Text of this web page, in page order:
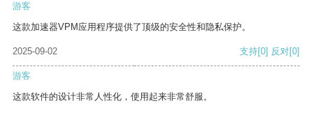
游客
这款加速器VPM应用程序提供了顶级的安全性和隐私保护。
2025-09-02 支持[0] 反对[0]
游客
这款软件的设计非常人性化，使用起来非常舒服。